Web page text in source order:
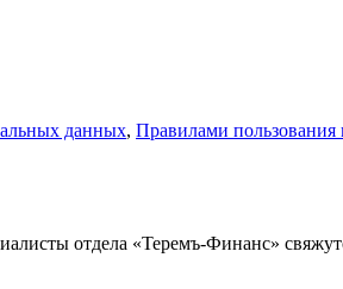
данных, Правилами пользования
отдела «Теремъ-Финанс»